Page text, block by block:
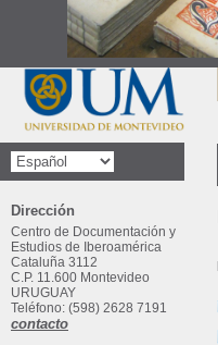
Dirección
Centro de Documentación y
Estudios de Iberoamérica
Cataluña 3112
C.P. 11.600 Montevideo
URUGUAY
Teléfono: (598) 2628 7191
contacto